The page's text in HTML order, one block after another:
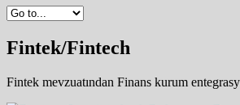
Fintek/Fintech
Fintek mevzuatından Finans kurum